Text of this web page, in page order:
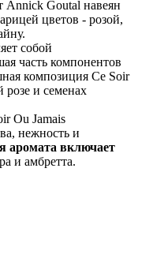
Annick Goutal навеян
цветов - розой,
собой
часть компонентов
композиция Ce Soir
розе и семенах
Ou Jamais
нежность и
аромата включает
и амбретта.